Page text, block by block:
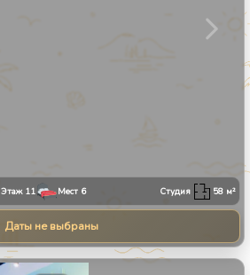
Этаж 11 Мест 6 Студия 58 м²
Даты не выбраны